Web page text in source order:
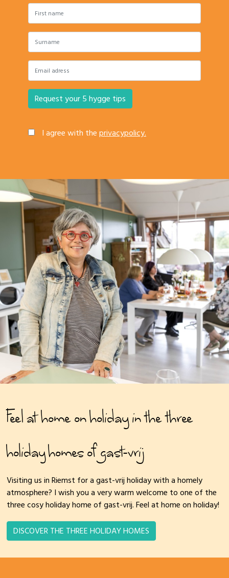
I agree with theprivacypolicy.
Feel at home on holiday in the three
holiday homes of gast-vrij
Visiting us in Riemst for a gast-vrij holiday with a homely
atmosphere? I wish you a very warm welcome to one of the
three cosy holiday home of gast-vrij. Feel at home on holiday!
DISCOVER THE THREE HOLIDAY HOMES